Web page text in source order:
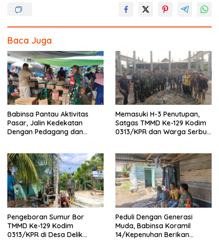
Baca Juga
Babinsa Pantau Aktivitas
Pasar, Jalin Kedekatan
Dengan Pedagang dan
Memasuki H-3 Penutupan,
Satgas TMMD Ke-129 Kodim
0313/KPR dan Warga Serbu’
Pengeboran Sumur Bor
TMMD Ke-129 Kodim
0313/KPR di Desa Delik
Peduli Dengan Generasi
Muda, Babinsa Koramil
14/Kepenuhan Berikan